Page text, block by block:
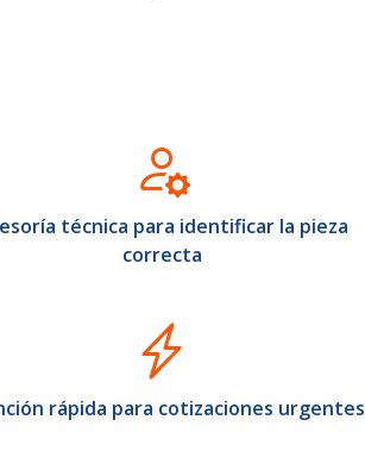
técnica para identificar la pieza
correcta
rápida para cotizaciones urgentes